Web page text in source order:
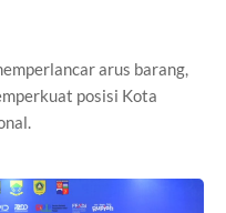
arus barang,
posisi Kota